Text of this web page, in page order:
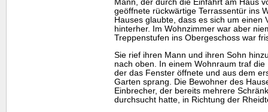
Mann, der durch die Einfahrt am Haus
geöffnete rückwärtige Terrassentür ins
Hauses glaubte, dass es sich um einen
hinterher. Im Wohnzimmer war aber
Treppenstufen ins Obergeschoss war
Sie rief ihren Mann und ihren Sohn
nach oben. In einem Wohnraum traf
der das Fenster öffnete und aus dem
Garten sprang. Die Bewohner des
Einbrecher, der bereits mehrere
durchsucht hatte, in Richtung der